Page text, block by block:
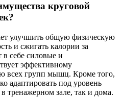
круговой
улучшить общую физическую
и сжигать калории за
в себе силовые и
эффективному
всех групп мышц. Кроме того,
адаптировать под уровень
тренажерном зале, так и дома.